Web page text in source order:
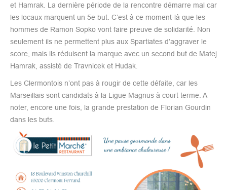
et Hamrak. La dernière période de la rencontre démarre mal car
les locaux marquent un 5e but. C’est à ce moment-là que les
hommes de Ramon Sopko vont faire preuve de solidarité. Non
seulement ils ne permettent plus aux Spartiates d’aggraver le
score, mais ils réduisent la marque avec un second but de Matej
Hamrak, assisté de Travnicek et Hudak.
Les Clermontois n’ont pas à rougir de cette défaite, car les
Marseillais sont candidats à la Ligue Magnus à court terme. A
noter, encore une fois, la grande prestation de Florian Gourdin
dans les buts.